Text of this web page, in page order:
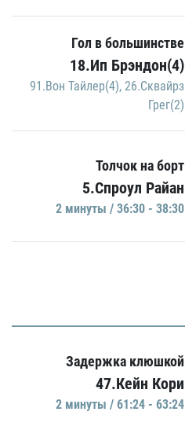
Гол в большинстве
18.Ип Брэндон(4)
91.Вон Тайлер(4), 26.Сквайрз
Грег(2)
Толчок на борт
5.Спроул Райан
2 минуты / 36:30 - 38:30
Задержка клюшкой
47.Кейн Кори
2 минуты / 61:24 - 63:24